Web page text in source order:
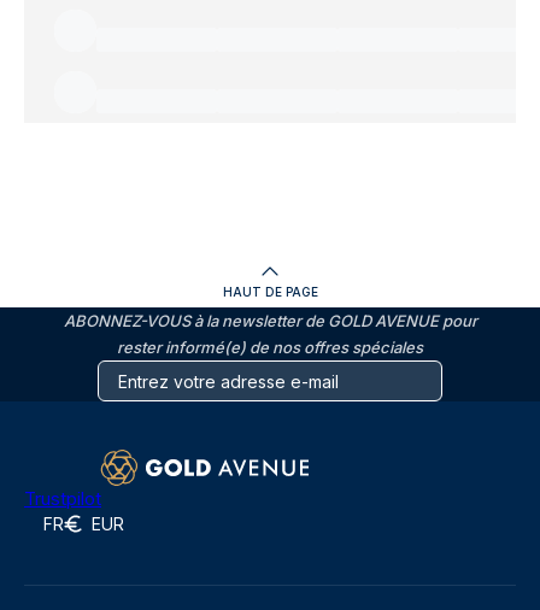
HAUT DE PAGE
ABONNEZ-VOUS à la newsletter de GOLD AVENUE pour
rester informé(e) de nos offres spéciales
Trustpilot
FR EUR